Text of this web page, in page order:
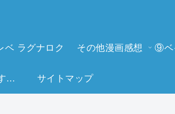
ラグナロク その他漫画感想
家族の本棚／おすすめミュージアム サイトマップ